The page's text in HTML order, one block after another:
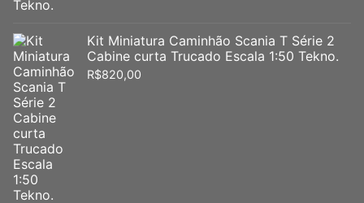
Kit Miniatura Caminhão Scania T Série 2
Cabine curta Trucado Escala 1:50 Tekno.
R$820,00